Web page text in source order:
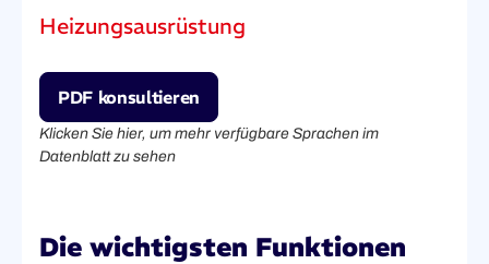
Heizungsausrüstung
PDF konsultieren
Klicken Sie hier, um mehr verfügbare Sprachen im
Datenblatt zu sehen
Die wichtigsten Funktionen